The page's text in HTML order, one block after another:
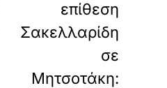
επίθεση
Σακελλαρίδη
σε
Μητσοτάκη: